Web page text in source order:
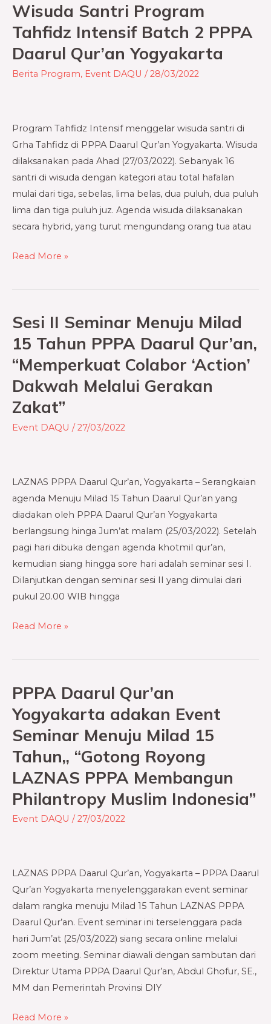
Wisuda Santri Program
Tahfidz Intensif Batch 2 PPPA
Daarul Qur’an Yogyakarta
Berita Program, Event DAQU /28/03/2022
Program Tahfidz Intensif menggelar wisuda santri di
Grha Tahfidz di PPPA Daarul Qur’an Yogyakarta. Wisuda
dilaksanakan pada Ahad (27/03/2022). Sebanyak 16
santri di wisuda dengan kategori atau total hafalan
mulai dari tiga, sebelas, lima belas, dua puluh, dua puluh
lima dan tiga puluh juz. Agenda wisuda dilaksanakan
secara hybrid, yang turut mengundang orang tua atau
Wisuda
Santri
Program
Tahfidz
Intensif
PPPA
Daarul
Qur’an
Yogyakarta
Read More »
Sesi II Seminar Menuju Milad
15 Tahun PPPA Daarul Qur’an,
“Memperkuat Colabor ‘Action’
Dakwah Melalui Gerakan
Zakat”
Event DAQU /27/03/2022
LAZNAS PPPA Daarul Qur’an, Yogyakarta – Serangkaian
agenda Menuju Milad 15 Tahun Daarul Qur’an yang
diadakan oleh PPPA Daarul Qur’an Yogyakarta
berlangsung hinga Jum’at malam (25/03/2022). Setelah
pagi hari dibuka dengan agenda khotmil qur’an,
kemudian siang hingga sore hari adalah seminar sesi I.
Dilanjutkan dengan seminar sesi II yang dimulai dari
pukul 20.00 WIB hingga
Sesi
II
Seminar
Menuju
Milad
15
PPPA
“Memperkuat
Colabor
‘Action’
Dakwah
Melalui
Gerakan
Zakat”
Read More »
PPPA Daarul Qur’an
Yogyakarta adakan Event
Seminar Menuju Milad 15
Tahun,, “Gotong Royong
LAZNAS PPPA Membangun
Philantropy Muslim Indonesia”
Event DAQU /27/03/2022
LAZNAS PPPA Daarul Qur’an, Yogyakarta – PPPA Daarul
Qur’an Yogyakarta menyelenggarakan event seminar
dalam rangka menuju Milad 15 Tahun LAZNAS PPPA
Daarul Qur’an. Event seminar ini terselenggara pada
hari Jum’at (25/03/2022) siang secara online melalui
zoom meeting. Seminar diawali dengan sambutan dari
Direktur Utama PPPA Daarul Qur’an, Abdul Ghofur, SE.,
MM dan Pemerintah Provinsi DIY
PPPA
Qur’an
Yogyakarta
adakan
Event
Menuju
Milad
“Gotong
Royong
LAZNAS
PPPA
Membangun
Philantropy
Muslim
Indonesia”
Read More »